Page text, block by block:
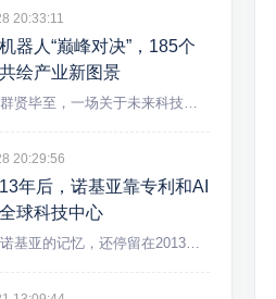
20:33:11
器人“巅峰对决”，185个
绘产业新图景
泉城五月，群贤毕至，一场关于未来科技的盛宴在济南精彩上演。5...
20:29:56
年后，诺基亚靠专利和AI
球科技中心
大多数人对诺基亚的记忆，还停留在2013年出售手机业务后逐渐...